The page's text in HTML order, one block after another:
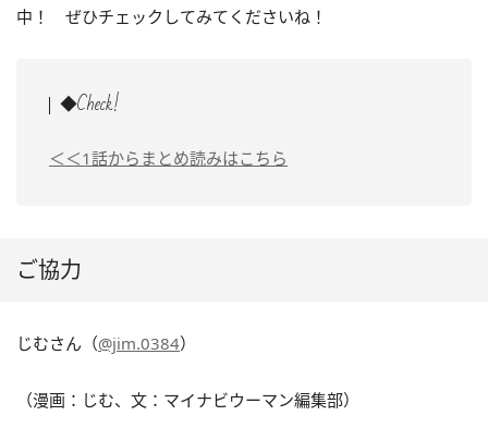
中！ ぜひチェックしてみてくださいね！
◆Check!
＜＜1話からまとめ読みはこちら
ご協力
じむさん（@jim.0384）
（漫画：じむ、文：マイナビウーマン編集部）